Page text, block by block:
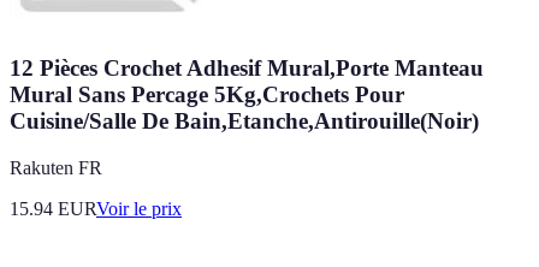
12 Pièces Crochet Adhesif Mural,Porte Manteau
Mural Sans Percage 5Kg,Crochets Pour
Cuisine/Salle De Bain,Etanche,Antirouille(Noir)
Rakuten FR
15.94 EURVoir le prix